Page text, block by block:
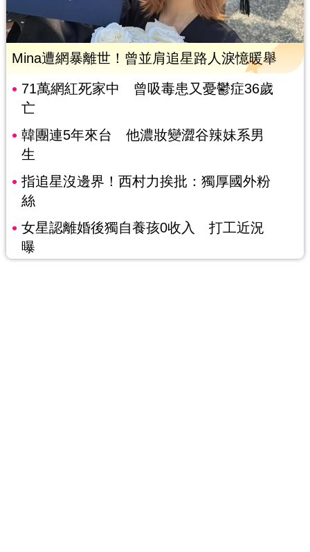
Mina遭網暴離世！曾並肩追星路人淚憶暖舉
71萬網紅死家中 曾吸毒患又憂鬱症36歲
亡
韓團連5年來台 他濃妝變澀谷辣妹系男
生
指追星沒邊界！西村力挨批：獨厚國外粉
絲
女星認離婚後獨自養孩0收入 打工近況
曝